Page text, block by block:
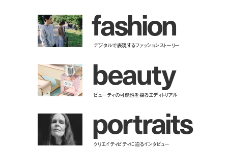
fashion
デジタルで表現するファッションストーリー
beauty
ビューティの可能性を探るエディトリアル
portraits
クリエイティビティに迫るインタビュー